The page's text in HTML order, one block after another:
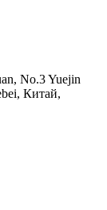
No.3 Yuejin
Китай,